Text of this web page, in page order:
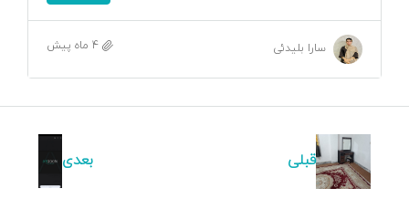
سارا بلیدئی 4 ماه پیش
قبلی بعدی